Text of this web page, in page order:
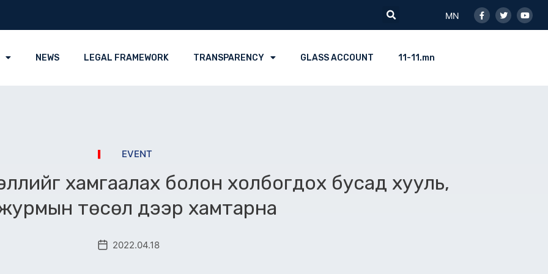
Search
MN
f
NEWS LEGAL FRAMEWORK TRANSPARENCY GLASS ACCOUNT 11-11.mn
EVENT
хамгаалах болон холбогдох бусад хууль,
төсөл дээр хамтарна
2022.04.18